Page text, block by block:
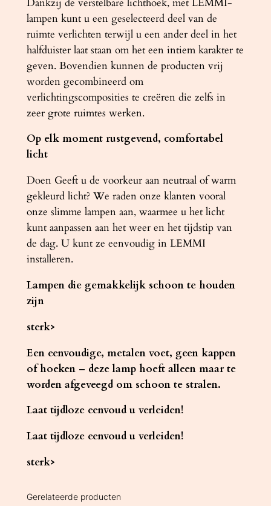
a
l
lampen kunt u een geselecteerd deel van de
ruimte verlichten terwijl u een ander deel in het
halfduister laat staan ​​om het een intiem karakter te
geven. Bovendien kunnen de producten vrij
worden gecombineerd om
verlichtingscomposities te creëren die zelfs in
zeer grote ruimtes werken.
Op elk moment rustgevend, comfortabel
licht
Doen Geeft u de voorkeur aan neutraal of warm
gekleurd licht? We raden onze klanten vooral
onze slimme lampen aan, waarmee u het licht
kunt aanpassen aan het weer en het tijdstip van
de dag. U kunt ze eenvoudig in LEMMI
installeren.
Lampen die gemakkelijk schoon te houden
zijn
sterk>
Een eenvoudige, metalen voet, geen kappen
of hoeken – deze lamp hoeft alleen maar te
worden afgeveegd om schoon te stralen.
Laat tijdloze eenvoud u verleiden!
Laat tijdloze eenvoud u verleiden!
sterk>
Gerelateerde producten